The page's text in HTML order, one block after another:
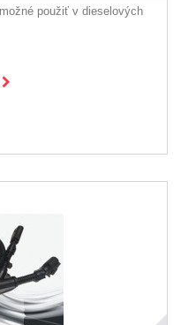
použiť v dieselových